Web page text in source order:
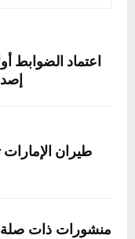
اعتماد الضوابط
طيران الإمارات
منشورات ذات صلة